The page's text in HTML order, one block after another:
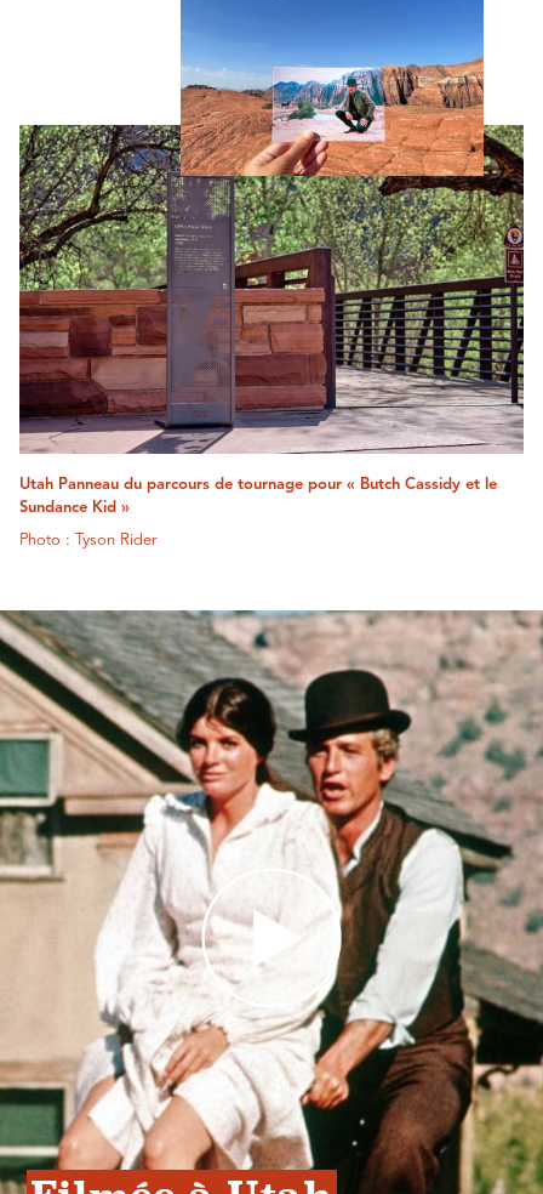
Utah Panneau du parcours de tournage pour « Butch Cassidy et le
Sundance Kid »
Photo : Tyson Rider